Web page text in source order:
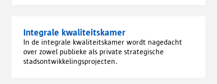
Integrale kwaliteitskamer
In de integrale kwaliteitskamer wordt nagedacht
over zowel publieke als private strategische
stadsontwikkelingsprojecten.